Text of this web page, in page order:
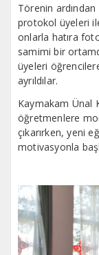
Törenin
protokol üyeleri
onlarla hatıra
samimi bir
üyeleri
ayrıldılar.
Kaymakam Ünal
öğretmenlere
çıkarırken, yeni
motivasyonla